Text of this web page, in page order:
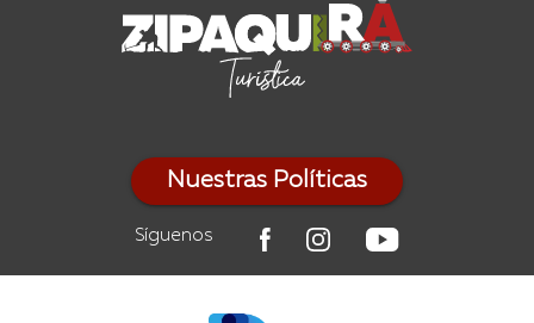
Nuestras Políticas
Síguenos